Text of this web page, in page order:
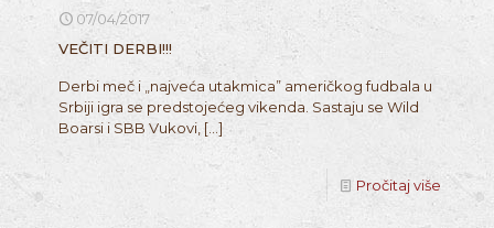
07/04/2017
VEČITI DERBI!!!
Derbi meč i „najveća utakmica” američkog fudbala u
Srbiji igra se predstojećeg vikenda. Sastaju se Wild
Boarsi i SBB Vukovi, […]
Pročitaj više